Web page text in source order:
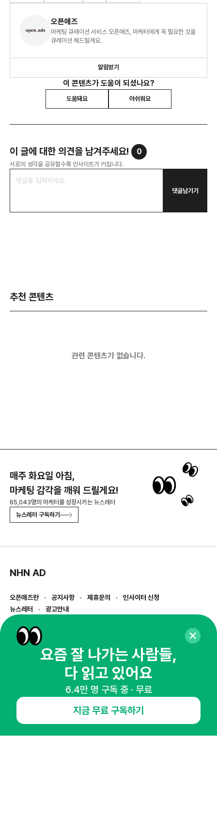
오픈애즈
마케팅 큐레이션 서비스 오픈애즈, 마케터에게 꼭 필요한 것을
큐레이션 해드릴게요.
알림받기
이 콘텐츠가 도움이 되셨나요?
도움돼요 아쉬워요
이 글에 대한 의견을 남겨주세요! 0
서로의 생각을 공유할수록 인사이트가 커집니다.
댓글남기기
추천 콘텐츠
관련 콘텐츠가 없습니다.
매주 화요일 아침,
마케팅 감각을 깨워 드릴게요!
65,043명의 마케터를 성장시키는 뉴스레터
뉴스레터 구독하기
NHN AD
오픈애즈란 공지사항 제휴문의
인사이터 신청
뉴스레터
광고안내
경기도 성남시 분당구 대왕판교로645번길 16
사업자등록번호 : 144-81-27690(
통신판매업신고번호 : 2014-경기성남-1023
호스팅서비스사업자 : 오픈애즈
1800-2198
openads@openads.co.kr
이용약관
instagramthreadkakaotalk
요즘 잘 나가는 사람들,
다 읽고 있어요
6.4만 명 구독 중 · 무료
지금 무료 구독하기